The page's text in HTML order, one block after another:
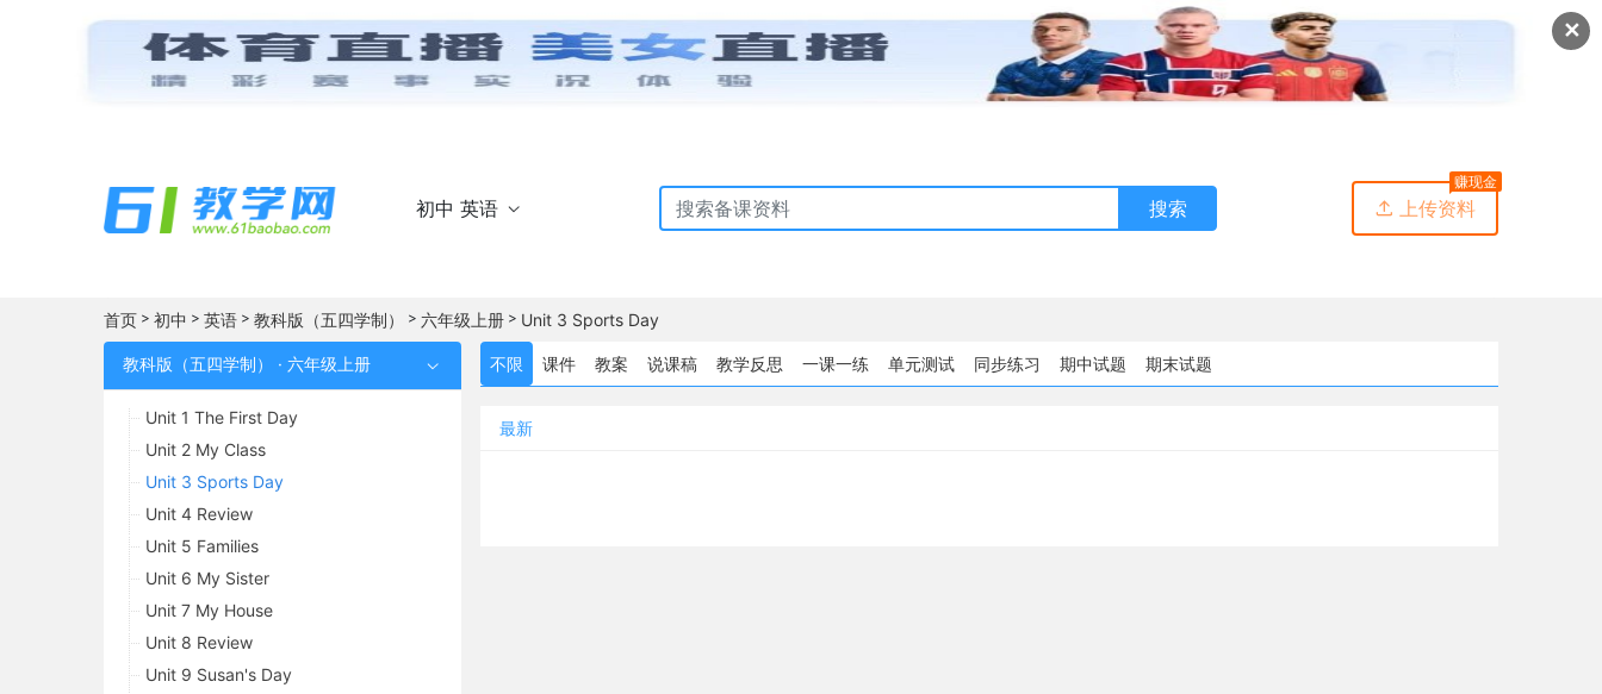
✕
初中 英语  搜索  上传资料
赚现金
首页 > 初中 > 英语 > 教科版（五四学制） > 六年级上册 > Unit 3 Sports Day
教科版（五四学制） · 六年级上册 
Unit 1 The First Day
Unit 2 My Class
Unit 3 Sports Day
Unit 4 Review
Unit 5 Families
Unit 6 My Sister
Unit 7 My House
Unit 8 Review
Unit 9 Susan's Day
不限 课件 教案 说课稿 教学反思 一课一练 单元测试 同步练习 期中试题 期末试题
最新